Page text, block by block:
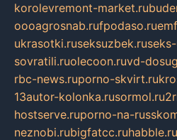
korolevremont-market.ru
oooagrosnab.rufpodaso.ru
ukrasotki.ruseksuzbek.ru
sovratili.ruolecoon.ruvd-
rbc-news.ruporno-skvirt.ru
13autor-kolonka.rusormol.ru
hostserve.ruporno-na-
neznobi.rubigfatcc.ruhabble.ru